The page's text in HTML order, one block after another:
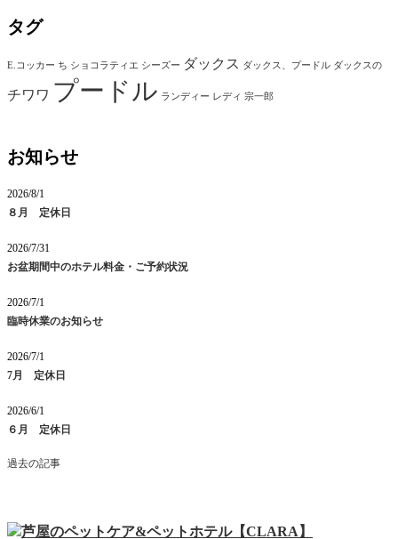
タグ
E.コッカー ち ショコラティエ シーズー ダックス ダックス、プードル ダックスの
チワワ プードル ランディー レディ 宗一郎
お知らせ
2026/8/1
８月 定休日
2026/7/31
お盆期間中のホテル料金・ご予約状況
2026/7/1
臨時休業のお知らせ
2026/7/1
7月 定休日
2026/6/1
６月 定休日
過去の記事